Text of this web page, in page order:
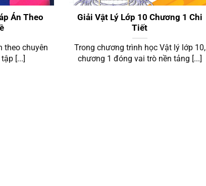
Án Theo
theo chuyên
[...]
Giải Vật Lý Lớp 10 Chương 1 Chi
Tiết
Trong chương trình học Vật lý lớp 10,
chương 1 đóng vai trò nền tảng [...]